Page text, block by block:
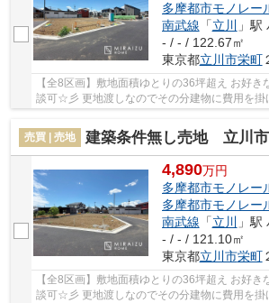
多摩都市モノレー
南武線 「立川
」駅 バス
- / - / 122.67㎡
東京都立川市栄町
【全8区画】敷地面積ゆとりの36坪超え お好き
談可☆彡 更地渡しなのでその分建物に費用を掛
売買 | 売地
建築条件無し売地 立川市栄町
4,890万円
多摩都市モノレー
多摩都市モノレー
南武線 「立川
」駅 バス
- / - / 121.10㎡
東京都立川市栄町
【全8区画】敷地面積ゆとりの36坪超え お好き
談可☆彡 更地渡しなのでその分建物に費用を掛